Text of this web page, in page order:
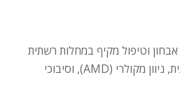
אבחון וטיפול מקיף במחלות רשתית
מורכבות, היפרדות רשתית, ניוון מקולרי (AMD), וסיבוכי